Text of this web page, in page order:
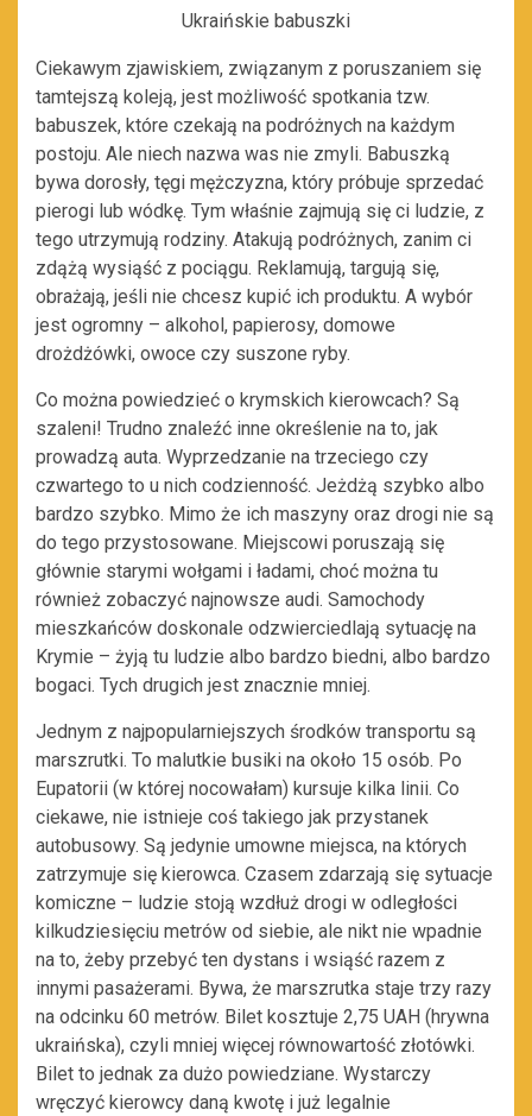
Ukraińskie babuszki
Ciekawym zjawiskiem, związanym z poruszaniem się
tamtejszą koleją, jest możliwość spotkania tzw.
babuszek, które czekają na podróżnych na każdym
postoju. Ale niech nazwa was nie zmyli. Babuszką
bywa dorosły, tęgi mężczyzna, który próbuje sprzedać
pierogi lub wódkę. Tym właśnie zajmują się ci ludzie, z
tego utrzymują rodziny. Atakują podróżnych, zanim ci
zdążą wysiąść z pociągu. Reklamują, targują się,
obrażają, jeśli nie chcesz kupić ich produktu. A wybór
jest ogromny – alkohol, papierosy, domowe
drożdżówki, owoce czy suszone ryby.
Co można powiedzieć o krymskich kierowcach? Są
szaleni! Trudno znaleźć inne określenie na to, jak
prowadzą auta. Wyprzedzanie na trzeciego czy
czwartego to u nich codzienność. Jeżdżą szybko albo
bardzo szybko. Mimo że ich maszyny oraz drogi nie są
do tego przystosowane. Miejscowi poruszają się
głównie starymi wołgami i ładami, choć można tu
również zobaczyć najnowsze audi. Samochody
mieszkańców doskonale odzwierciedlają sytuację na
Krymie – żyją tu ludzie albo bardzo biedni, albo bardzo
bogaci. Tych drugich jest znacznie mniej.
Jednym z najpopularniejszych środków transportu są
marszrutki. To malutkie busiki na około 15 osób. Po
Eupatorii (w której nocowałam) kursuje kilka linii. Co
ciekawe, nie istnieje coś takiego jak przystanek
autobusowy. Są jedynie umowne miejsca, na których
zatrzymuje się kierowca. Czasem zdarzają się sytuacje
komiczne – ludzie stoją wzdłuż drogi w odległości
kilkudziesięciu metrów od siebie, ale nikt nie wpadnie
na to, żeby przebyć ten dystans i wsiąść razem z
innymi pasażerami. Bywa, że marszrutka staje trzy razy
na odcinku 60 metrów. Bilet kosztuje 2,75 UAH (hrywna
ukraińska), czyli mniej więcej równowartość złotówki.
Bilet to jednak za dużo powiedziane. Wystarczy
wręczyć kierowcy daną kwotę i już legalnie